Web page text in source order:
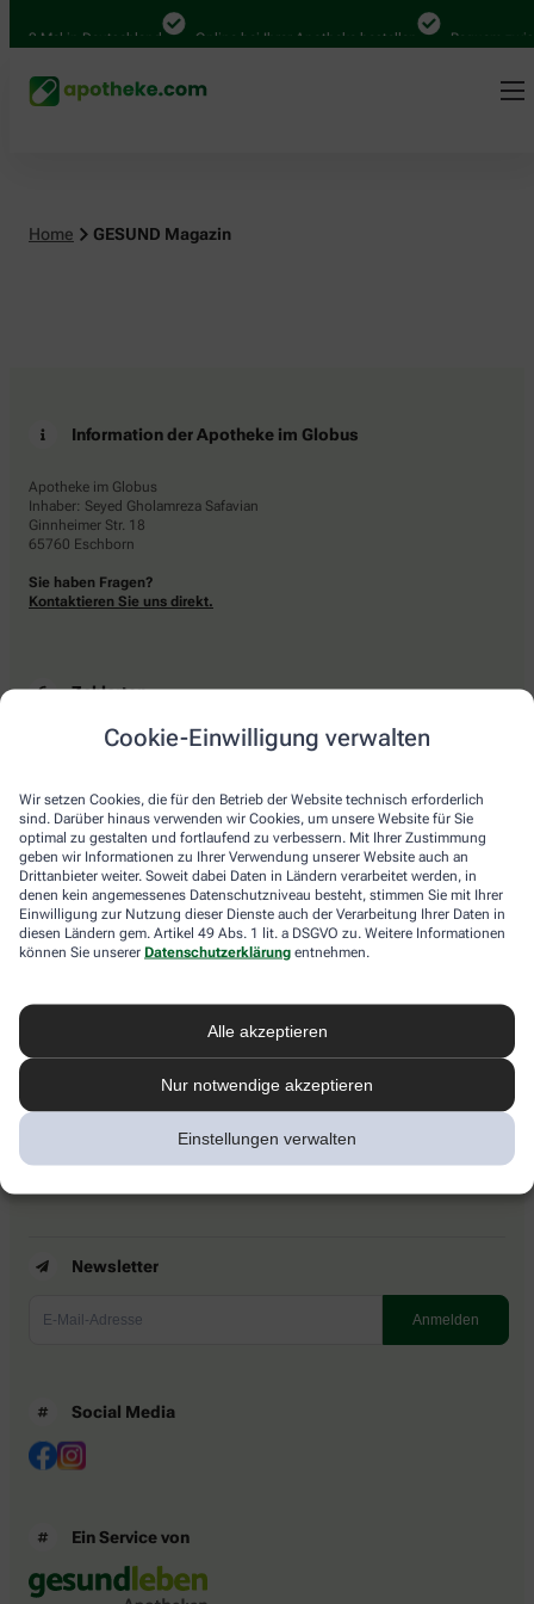
Cookie-Einwilligung verwalten
Wir setzen Cookies, die für den Betrieb der Website technisch erforderlich
sind. Darüber hinaus verwenden wir Cookies, um unsere Website für Sie
optimal zu gestalten und fortlaufend zu verbessern. Mit Ihrer Zustimmung
geben wir Informationen zu Ihrer Verwendung unserer Website auch an
Drittanbieter weiter. Soweit dabei Daten in Ländern verarbeitet werden, in
denen kein angemessenes Datenschutzniveau besteht, stimmen Sie mit Ihrer
Einwilligung zur Nutzung dieser Dienste auch der Verarbeitung Ihrer Daten in
diesen Ländern gem. Artikel 49 Abs. 1 lit. a DSGVO zu. Weitere Informationen
können Sie unserer Datenschutzerklärung entnehmen.
Alle akzeptieren
Nur notwendige akzeptieren
Einstellungen verwalten
Mal in Deutschland Online bei Ihrer Apotheke bestellen Bequem
Home GESUND Magazin
Information der Apotheke im Globus
Apotheke im Globus
Inhaber: Seyed Gholamreza Safavian
Ginnheimer Str. 18
65760 Eschborn
Sie haben Fragen?
Kontaktieren Sie uns direkt.
Zahlarten
Bar oder mit einer anderen akzeptierten Zahlungsart Ihrer Apotheke vor Ort.
Lieferarten
Abholung in der Apotheke
Botendienstlieferung
apotheke.com Informationen
Newsletter
Barrierefreiheitserklärung
Newsletter
Social Media
Ein Service von